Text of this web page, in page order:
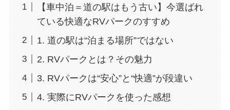
【車中泊＝道の駅はもう古い】今選ばれ
ている快適なRVパークのすすめ
1. 道の駅は“泊まる場所”ではない
2. RVパークとは？その魅力
3. RVパークは“安心”と“快適”が段違い
4. 実際にRVパークを使った感想